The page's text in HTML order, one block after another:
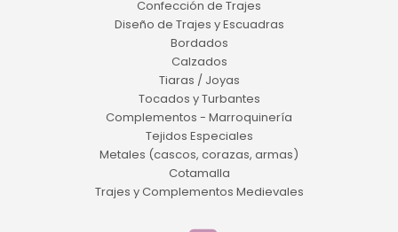
Confección de Trajes
Diseño de Trajes y Escuadras
Bordados
Calzados
Tiaras / Joyas
Tocados y Turbantes
Complementos - Marroquinería
Tejidos Especiales
Metales (cascos, corazas, armas)
Cotamalla
Trajes y Complementos Medievales